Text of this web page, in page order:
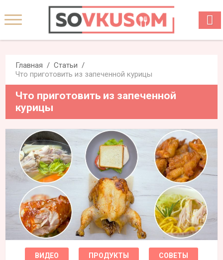
Главная
Статьи
Что приготовить из запеченной курицы
Что приготовить из запеченной
курицы
ВИДЕО ПРОДУКТЫ СОВЕТЫ